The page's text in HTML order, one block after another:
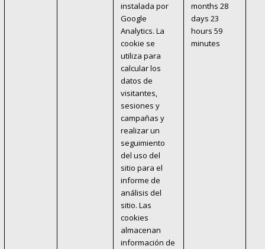
instalada por
Google
Analytics. La
cookie se
utiliza para
calcular los
datos de
visitantes,
sesiones y
campañas y
realizar un
seguimiento
del uso del
sitio para el
informe de
análisis del
sitio. Las
cookies
almacenan
información de
months 28
days 23
hours 59
minutes